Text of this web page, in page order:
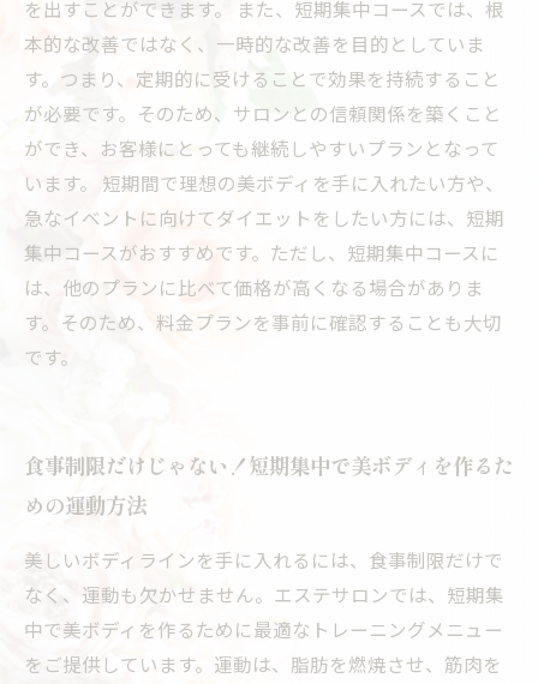
を出すことができます。 また、短期集中コースでは、根
本的な改善ではなく、一時的な改善を目的としていま
す。つまり、定期的に受けることで効果を持続すること
が必要です。そのため、サロンとの信頼関係を築くこと
ができ、お客様にとっても継続しやすいプランとなって
います。 短期間で理想の美ボディを手に入れたい方や、
急なイベントに向けてダイエットをしたい方には、短期
集中コースがおすすめです。ただし、短期集中コースに
は、他のプランに比べて価格が高くなる場合がありま
す。そのため、料金プランを事前に確認することも大切
です。
食事制限だけじゃない！短期集中で美ボディを作るた
めの運動方法
美しいボディラインを手に入れるには、食事制限だけで
なく、運動も欠かせません。エステサロンでは、短期集
中で美ボディを作るために最適なトレーニングメニュー
をご提供しています。運動は、脂肪を燃焼させ、筋肉を